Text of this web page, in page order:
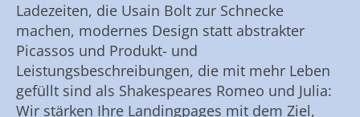
Ladezeiten, die Usain Bolt zur Schnecke
machen, modernes Design statt abstrakter
Picassos und Produkt- und
Leistungsbeschreibungen, die mit mehr Leben
gefüllt sind als Shakespeares Romeo und Julia:
Wir stärken Ihre Landingpages mit dem Ziel,